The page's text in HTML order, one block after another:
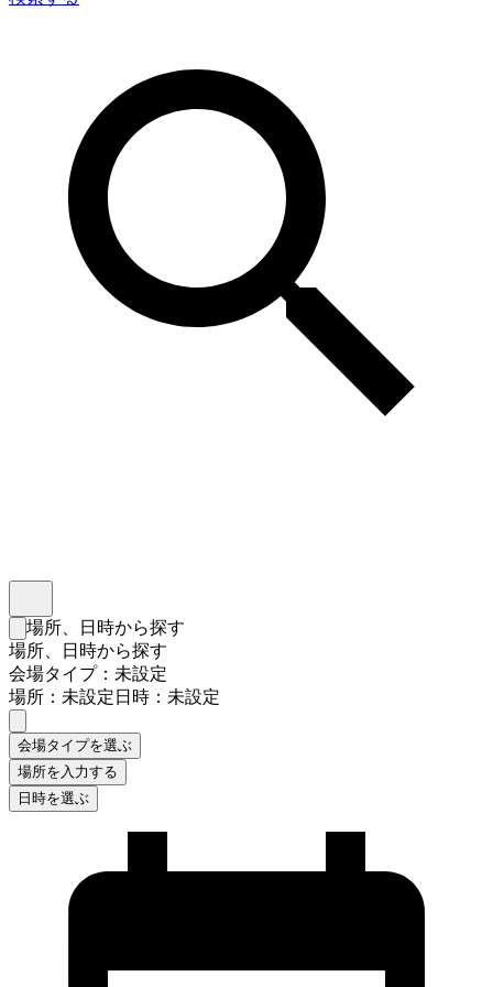
検索フォームを閉じる
場所、日時から探す
場所、日時から探す
会場タイプ：未設定
場所：未設定日時：未設定
会場タイプを選ぶ
場所を入力する
日時を選ぶ